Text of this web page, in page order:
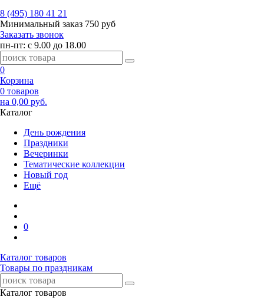
8 (495) 180 41 21
Минимальный заказ 750 руб
Заказать звонок
пн-пт: с 9.00 до 18.00
0
Корзина
0 товаров
на 0,00 руб.
Каталог
День рождения
Праздники
Вечеринки
Тематические коллекции
Новый год
Ещё
0
Каталог товаров
Товары по праздникам
Каталог товаров